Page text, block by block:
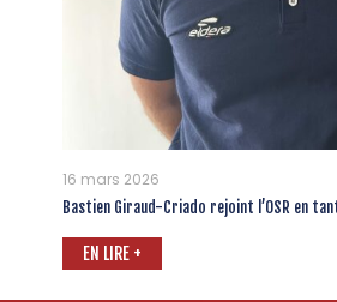
16 mars 2026
Bastien Giraud-Criado rejoint l’OSR en
EN LIRE +